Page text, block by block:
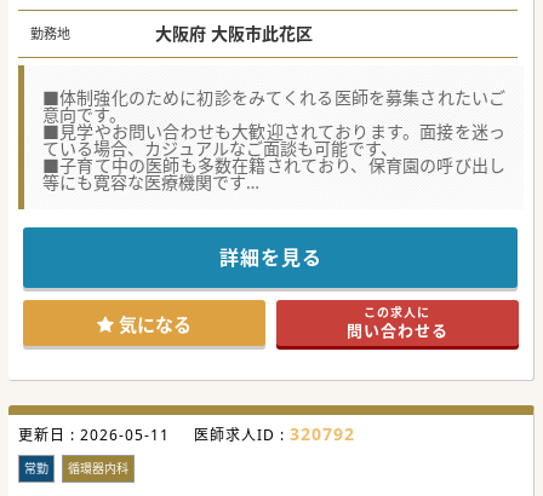
勤務地 大阪府 大阪市此花区
■体制強化のために初診をみてくれる医師を募集されたいご
意向です。
■見学やお問い合わせも大歓迎されております。面接を迷っ
ている場合、カジュアルなご面談も可能です、
■子育て中の医師も多数在籍されており、保育園の呼び出し
等にも寛容な医療機関です
☆クリニックから老健等の施設まで地域包括ケアシステムを
構築している法人です。
☆院内保育、病児保育もございます。就学前までのお子様を
お預かりが可能です。
☆時短勤務も相談可能で週20時間勤務で社保加入も可能で
#秋入職可
詳細を見る
気になる この求人に
問い合わせる
更新日 : 2026-05-11 医師求人ID : 320792
常勤 循環器内科